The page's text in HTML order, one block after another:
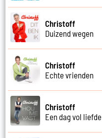
Christoff
Duizend wegen
Christoff
Echte vrienden
Christoff
Een dag vol liefde